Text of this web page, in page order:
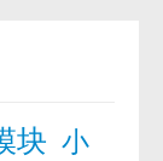
块 小